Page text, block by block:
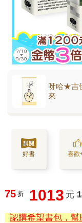
呀哈★吉
來
好書 喜歡
75 折 1013 元
認購希望書包，幫